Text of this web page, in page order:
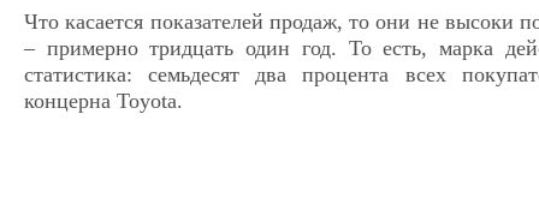
Что касается показателей продаж, то они не высоки
– примерно тридцать один год. То есть, марка
статистика: семьдесят два процента всех
концерна Toyota.